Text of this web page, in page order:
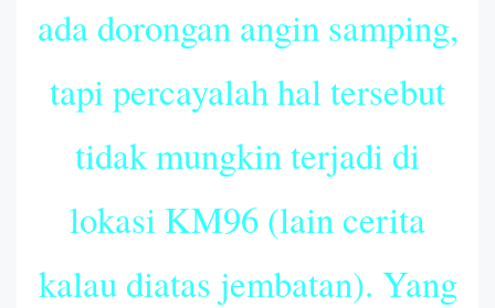
ada dorongan angin samping,
tapi percayalah hal tersebut
tidak mungkin terjadi di
lokasi KM96 (lain cerita
kalau diatas jembatan). Yang